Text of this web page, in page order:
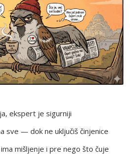
ekspert je sigurniji
sve — dok ne uključiš činjenice
mišljenje i pre nego što čuje